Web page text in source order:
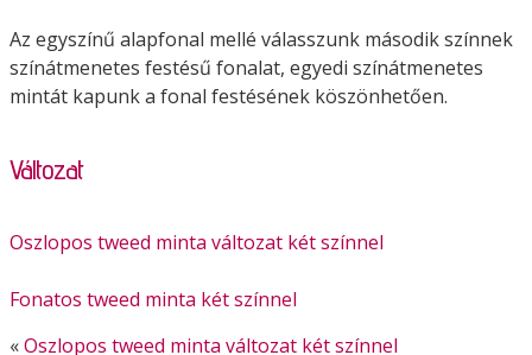
Az egyszínű alapfonal mellé válasszunk második színnek
színátmenetes festésű fonalat, egyedi színátmenetes
mintát kapunk a fonal festésének köszönhetően.
Változat
Oszlopos tweed minta változat két színnel
Fonatos tweed minta két színnel
«Oszlopos tweed minta változat két színnel